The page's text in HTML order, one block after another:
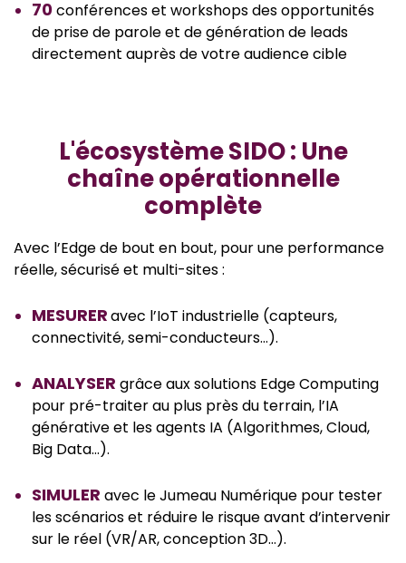
70conférences et workshops des opportunités
de prise de parole et de génération de leads
directement auprès de votre audience cible
L'écosystème SIDO : Une
chaîne opérationnelle
complète
Avec l’Edge de bout en bout, pour une performance
réelle, sécurisé et multi-sites :
MESURERavec l’IoT industrielle (capteurs,
connectivité, semi-conducteurs…).
ANALYSER grâce aux solutions Edge Computing
pour pré-traiter au plus près du terrain, l’IA
générative et les agents IA (Algorithmes, Cloud,
Big Data…).
SIMULER avec le Jumeau Numérique pour tester
les scénarios et réduire le risque avant d’intervenir
sur le réel (VR/AR, conception 3D…).